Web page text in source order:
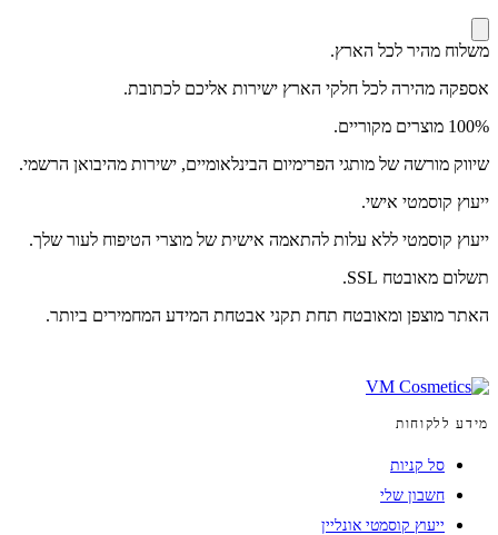
משלוח מהיר לכל הארץ.
אספקה מהירה לכל חלקי הארץ ישירות אליכם לכתובת.
100% מוצרים מקוריים.
שיווק מורשה של מותגי הפרימיום הבינלאומיים, ישירות מהיבואן הרשמי.
ייעוץ קוסמטי אישי.
ייעוץ קוסמטי ללא עלות להתאמה אישית של מוצרי הטיפוח לעור שלך.
תשלום מאובטח SSL.
האתר מוצפן ומאובטח תחת תקני אבטחת המידע המחמירים ביותר.
מידע ללקוחות
סל קניות
חשבון שלי
ייעוץ קוסמטי אונליין